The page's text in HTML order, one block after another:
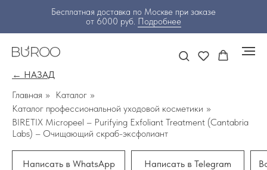
Бесплатная доставка по Москве при заказе
от 6000 руб. Подробнее
← НАЗАД
Главная » Каталог »
Каталог профессиональной уходовой косметики »
BIRETIX Micropeel – Purifying Exfoliant Treatment (Cantabria
Labs) – Очищающий скраб-эксфолиант
Написать в Telegram
Написать в WhatsApp